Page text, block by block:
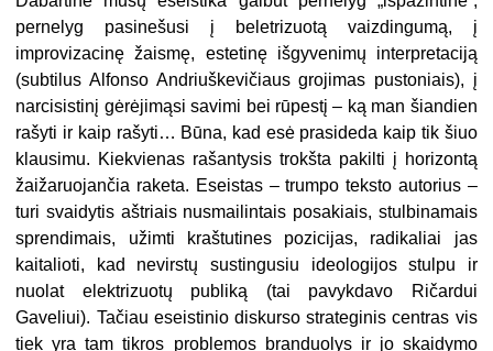
pernelyg pasinešusi į beletrizuotą vaizdingumą, į
improvizacinę žaismę, estetinę išgyvenimų interpretaciją
(subtilus Alfonso Andriuškevičiaus grojimas pustoniais), į
narcisistinį gėrėjimąsi savimi bei rūpestį – ką man šiandien
rašyti ir kaip rašyti… Būna, kad esė prasideda kaip tik šiuo
klausimu. Kiekvienas rašantysis trokšta pakilti į horizontą
žaižaruojančia raketa. Eseistas – trumpo teksto autorius –
turi svaidytis aštriais nusmailintais posakiais, stulbinamais
sprendimais, užimti kraštutines pozicijas, radikaliai jas
kaitalioti, kad nevirstų sustingusiu ideologijos stulpu ir
nuolat elektrizuotų publiką (tai pavykdavo Ričardui
Gaveliui). Tačiau eseistinio diskurso strateginis centras vis
tiek yra tam tikros problemos branduolys ir jo skaidymo